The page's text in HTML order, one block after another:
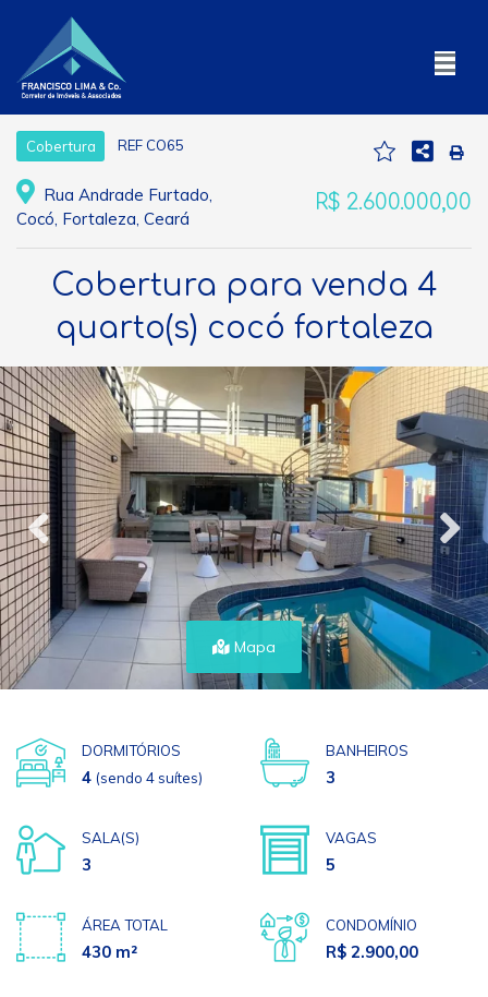
Cobertura REF CO65
Rua Andrade Furtado,
Cocó, Fortaleza, Ceará
R$ 2.600.000,00
Cobertura para venda 4
quarto(s) cocó fortaleza
Mapa
DORMITÓRIOS
4 (sendo 4 suítes)
BANHEIROS
3
SALA(S)
3
VAGAS
5
ÁREA TOTAL
430 m²
CONDOMÍNIO
R$ 2.900,00